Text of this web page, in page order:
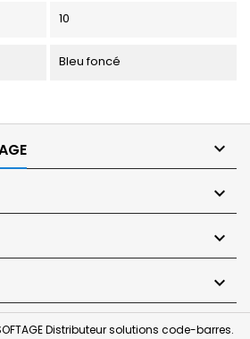
10
Bleu foncé




Distributeur solutions code-barres.